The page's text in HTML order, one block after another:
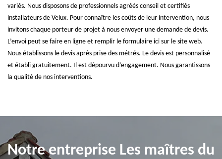
variés. Nous disposons de professionnels agréés conseil et certifiés
installateurs de Velux. Pour connaître les coûts de leur intervention, nous
invitons chaque porteur de projet à nous envoyer une demande de devis.
L’envoi peut se faire en ligne et remplir le formulaire ici sur le site web.
Nous établissons le devis après prise des métrés. Le devis est personnalisé
et établi gratuitement. Il est dépourvu d’engagement. Nous garantissons
la qualité de nos interventions.
Notre entreprise Les maîtres du